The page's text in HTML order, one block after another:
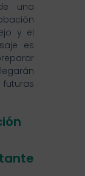
una
y el
es